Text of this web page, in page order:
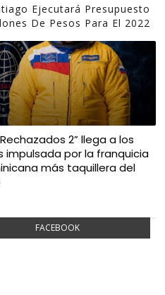
Ejecutará Presupuesto
De Pesos Para El 2022
Rechazados 2” llega a los
impulsada por la franquicia
más taquillera del
FACEBOOK